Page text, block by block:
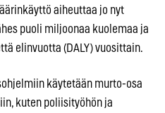
aiheuttaa jo nyt
puoli miljoonaa kuolemaa ja
elinvuotta (DALY) vuosittain.
käytetään murto-osa
kuten poliisityöhön ja